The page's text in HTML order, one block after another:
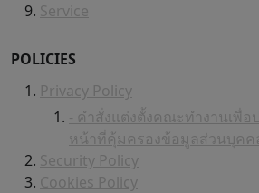
Service
POLICIES
Privacy Policy
- คำสั่งแต่งตั้งคณะทำงานเพื่อ
หน้าที่คุ้มครองข้อมูลส่วนบุคค
Security Policy
Cookies Policy